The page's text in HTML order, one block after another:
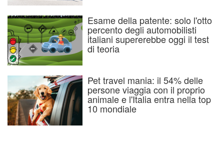
Esame della patente: solo l'otto
percento degli automobilisti
italiani supererebbe oggi il test
di teoria
Pet travel mania: il 54% delle
persone viaggia con il proprio
animale e l'Italia entra nella top
10 mondiale